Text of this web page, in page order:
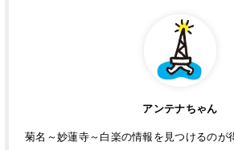
アンテナちゃん
菊名～妙蓮寺～白楽の情報を見つけるのが